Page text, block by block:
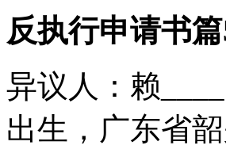
反执行申请书
异议人：赖
出生，广东省